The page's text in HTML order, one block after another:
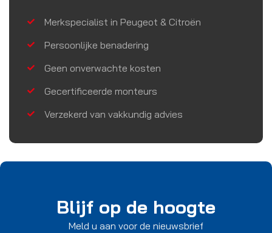
Merkspecialist in Peugeot & Citroën
Persoonlijke benadering
Geen onverwachte kosten
Gecertificeerde monteurs
Verzekerd van vakkundig advies
Blijf op de hoogte
Meld u aan voor de nieuwsbrief